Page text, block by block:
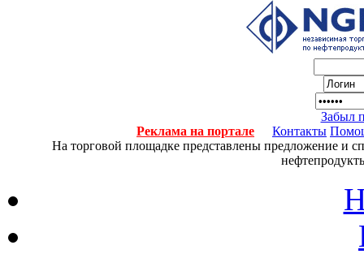
Забыл
Реклама на портале
Контакты
На торговой площадке представлены предложение и